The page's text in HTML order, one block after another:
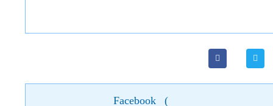
Facebook (